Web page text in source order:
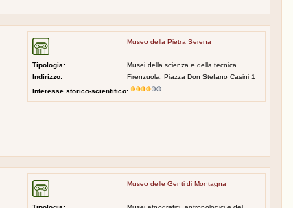
Museo della Pietra Serena
Tipologia:
Musei della scienza e della tecnica
Indirizzo:
Firenzuola, Piazza Don Stefano Casini 1
Interesse storico-scientifico:
Museo delle Genti di Montagna